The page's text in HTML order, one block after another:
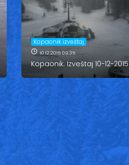
Kopaonik izveštaj
10.12.2015 09:35
Kopaonik: Izveštaj 10-12-2015